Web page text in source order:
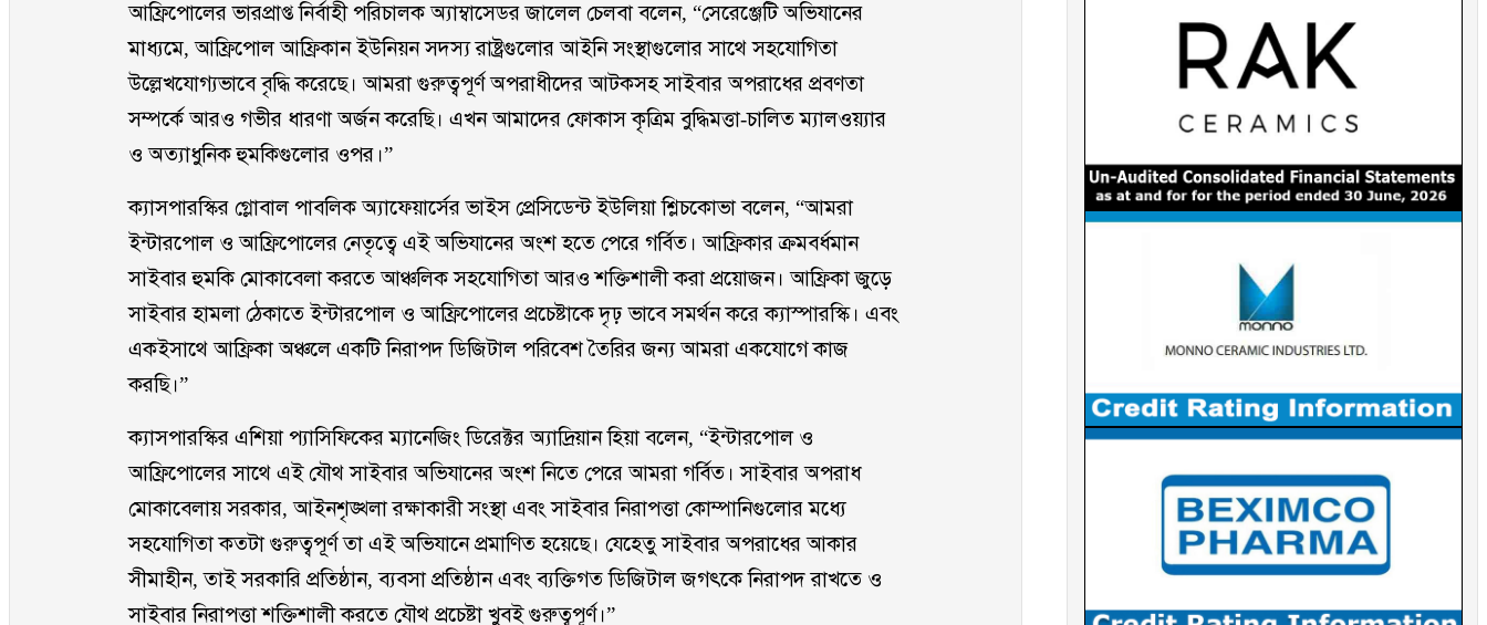
আফ্রিপোলের ভারপ্রাপ্ত নির্বাহী পরিচালক অ্যাম্বাসেডর জালেল চেলবা বলেন, “সেরেঞ্জেটি অভিযানের
মাধ্যমে, আফ্রিপোল আফ্রিকান ইউনিয়ন সদস্য রাষ্ট্রগুলোর আইনি সংস্থাগুলোর সাথে সহযোগিতা
উল্লেখযোগ্যভাবে বৃদ্ধি করেছে। আমরা গুরুত্বপূর্ণ অপরাধীদের আটকসহ সাইবার অপরাধের প্রবণতা
সম্পর্কে আরও গভীর ধারণা অর্জন করেছি। এখন আমাদের ফোকাস কৃত্রিম বুদ্ধিমত্তা-চালিত ম্যালওয়্যার
ও অত্যাধুনিক হুমকিগুলোর ওপর।”
ক্যাসপারস্কির গ্লোবাল পাবলিক অ্যাফেয়ার্সের ভাইস প্রেসিডেন্ট ইউলিয়া শ্লিচকোভা বলেন, “আমরা
ইন্টারপোল ও আফ্রিপোলের নেতৃত্বে এই অভিযানের অংশ হতে পেরে গর্বিত। আফ্রিকার ক্রমবর্ধমান
সাইবার হুমকি মোকাবেলা করতে আঞ্চলিক সহযোগিতা আরও শক্তিশালী করা প্রয়োজন। আফ্রিকা জুড়ে
সাইবার হামলা ঠেকাতে ইন্টারপোল ও আফ্রিপোলের প্রচেষ্টাকে দৃঢ় ভাবে সমর্থন করে ক্যাস্পারস্কি। এবং
একইসাথে আফ্রিকা অঞ্চলে একটি নিরাপদ ডিজিটাল পরিবেশ তৈরির জন্য আমরা একযোগে কাজ
করছি।”
ক্যাসপারস্কির এশিয়া প্যাসিফিকের ম্যানেজিং ডিরেক্টর অ্যাদ্রিয়ান হিয়া বলেন, “ইন্টারপোল ও
আফ্রিপোলের সাথে এই যৌথ সাইবার অভিযানের অংশ নিতে পেরে আমরা গর্বিত। সাইবার অপরাধ
মোকাবেলায় সরকার, আইনশৃঙ্খলা রক্ষাকারী সংস্থা এবং সাইবার নিরাপত্তা কোম্পানিগুলোর মধ্যে
সহযোগিতা কতটা গুরুত্বপূর্ণ তা এই অভিযানে প্রমাণিত হয়েছে। যেহেতু সাইবার অপরাধের আকার
সীমাহীন, তাই সরকারি প্রতিষ্ঠান, ব্যবসা প্রতিষ্ঠান এবং ব্যক্তিগত ডিজিটাল জগৎকে নিরাপদ রাখতে ও
সাইবার নিরাপত্তা শক্তিশালী করতে যৌথ প্রচেষ্টা খুবই গুরুত্বপূর্ণ।”